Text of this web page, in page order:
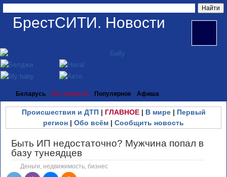
БрестСИТИ. Новости
Беларусь Все новости Популярное Афиша
Происшествия и ДТП| ГЛАВНОЕ| В мире| Первый
регион | Обо всём | Сообщить новость
Быть ИП недостаточно? Мужчина попал в
базу тунеядцев
Деньги, недвижимость, бизнес